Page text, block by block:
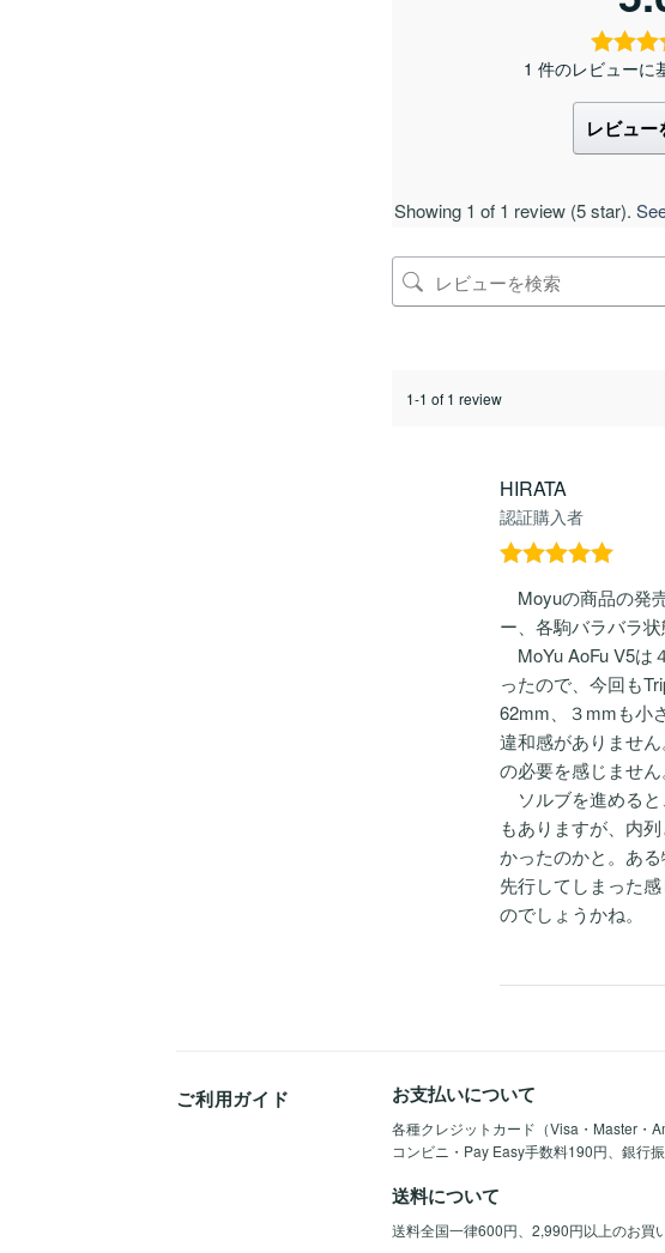
1 件のレビューに
レビュー
Showing 1 of 1 review (5 star).
1-1 of 1 review
HIRATA
認証購入者
の
評価
Moyuの商品の発
ー、各駒バラバラ
MoYu AoFu V5は
ったので、今回も
62mm、３mmも小
違和感がありませ
の必要を感じませ
ソルブを進めると
もありますが、内
かったのかと。あ
先行してしまった
のでしょうかね。
ご利用ガイド お支払いについて
各種クレジットカード（Visa・Master・
コンビニ・Pay Easy手数料190円、銀行
送料について
送料全国一律600円、2,990円以上のお買